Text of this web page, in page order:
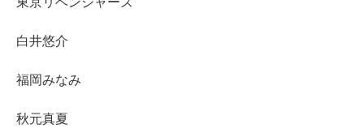
白井悠介
福岡みなみ
秋元真夏